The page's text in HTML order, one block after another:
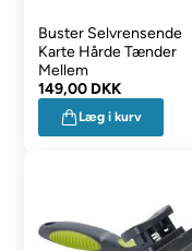
Buster Selvrensende
Karte Hårde Tænder
Mellem
149,00 DKK
Læg i kurv